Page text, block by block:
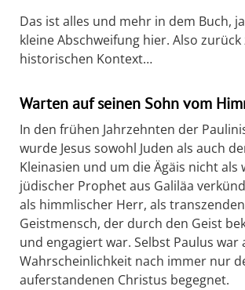
Das ist alles und mehr in dem Buch,
kleine Abschweifung hier. Also zurück
historischen Kontext…
Warten auf seinen Sohn vom
In den frühen Jahrzehnten der
wurde Jesus sowohl Juden als auch
Kleinasien und um die Ägäis nicht
jüdischer Prophet aus Galiläa
als himmlischer Herr, als
Geistmensch, der durch den Geist
und engagiert war. Selbst Paulus war
Wahrscheinlichkeit nach immer nur
auferstandenen Christus begegnet.